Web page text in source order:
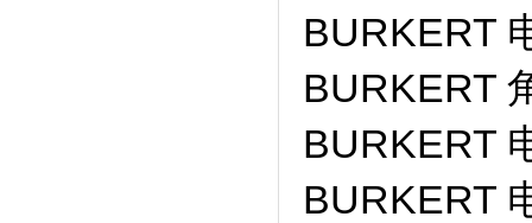
BURKERT
BURKERT
BURKERT
BURKERT